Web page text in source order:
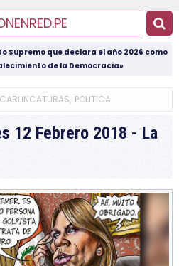
Supremo que declara el año 2026 como
de la Democracia»
CARLINCATURAS, POLITICA
12 Febrero 2018 - La